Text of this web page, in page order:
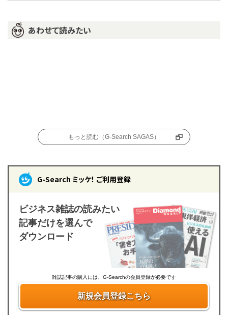
あわせて読みたい
もっと読む（G-Search SAGAS）
G-Search ミッケ！ ご利用登録
ビジネス雑誌の読みたい
記事だけを選んで
ダウンロード
雑誌記事の購入には、G-Searchの会員登録が必要です
新規会員登録こちら